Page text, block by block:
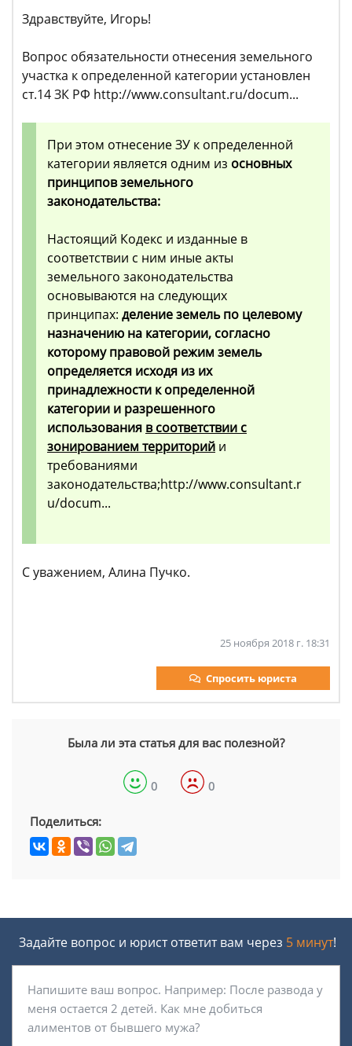
Здравствуйте, Игорь!
Вопрос обязательности отнесения земельного
участка к определенной категории установлен
ст.14 ЗК РФ http://www.consultant.ru/docum...
При этом отнесение ЗУ к определенной
категории является одним из основных
принципов земельного
законодательства:
Настоящий Кодекс и изданные в
соответствии с ним иные акты
земельного законодательства
основываются на следующих
принципах: деление земель по целевому
назначению на категории, согласно
которому правовой режим земель
определяется исходя из их
принадлежности к определенной
категории и разрешенного
использования в соответствии с
зонированием территорий и
требованиями
законодательства;http://www.consultant.r
u/docum...
С уважением, Алина Пучко.
25 ноября 2018 г. 18:31
Спросить юриста
Была ли эта статья для вас полезной?
0 0
Поделиться:
Задайте вопрос и юрист ответит вам через 5 минут!